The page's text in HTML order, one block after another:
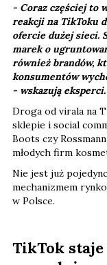
- Coraz częściej to
reakcji na TikToku
ofercie dużej sieci.
marek o
również brandów,
konsumentów
- wskazują eksperci.
Droga od virala na
sklepie i social
Boots czy
młodych firm
Nie jest już
mechanizmem
w Polsce.
TikTok